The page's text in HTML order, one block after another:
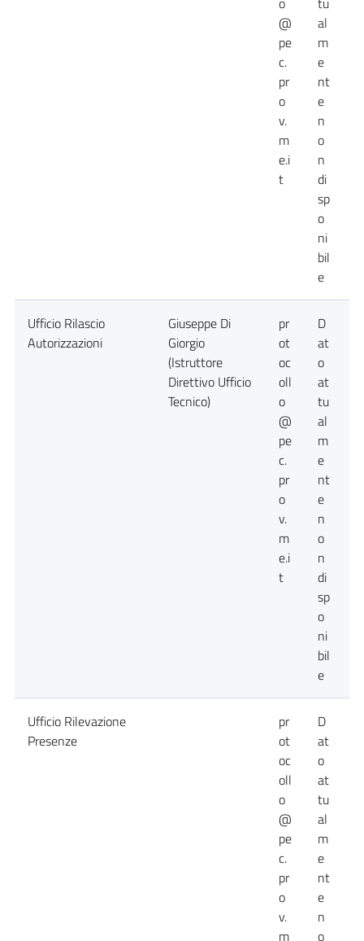
@
pe
c.
pr
o
v.
m
e.i
t
al
m
e
nt
e
n
o
n
di
sp
o
ni
bil
e
Ufficio Rilascio
Autorizzazioni
Giuseppe Di
Giorgio
(Istruttore
Direttivo Ufficio
Tecnico)
pr
ot
oc
oll
o
@
pe
c.
pr
o
v.
m
e.i
t
D
at
o
at
tu
al
m
e
nt
e
n
o
n
di
sp
o
ni
bil
e
Ufficio Rilevazione
Presenze
pr
ot
oc
oll
o
@
pe
c.
pr
o
v.
m
D
at
o
at
tu
al
m
e
nt
e
n
o